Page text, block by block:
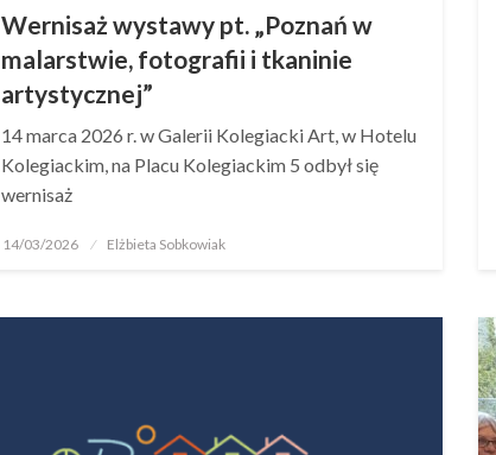
Wernisaż wystawy pt. „Poznań w
malarstwie, fotografii i tkaninie
artystycznej”
14 marca 2026 r. w Galerii Kolegiacki Art, w Hotelu
Kolegiackim, na Placu Kolegiackim 5 odbył się
wernisaż
14/03/2026 Elżbieta Sobkowiak